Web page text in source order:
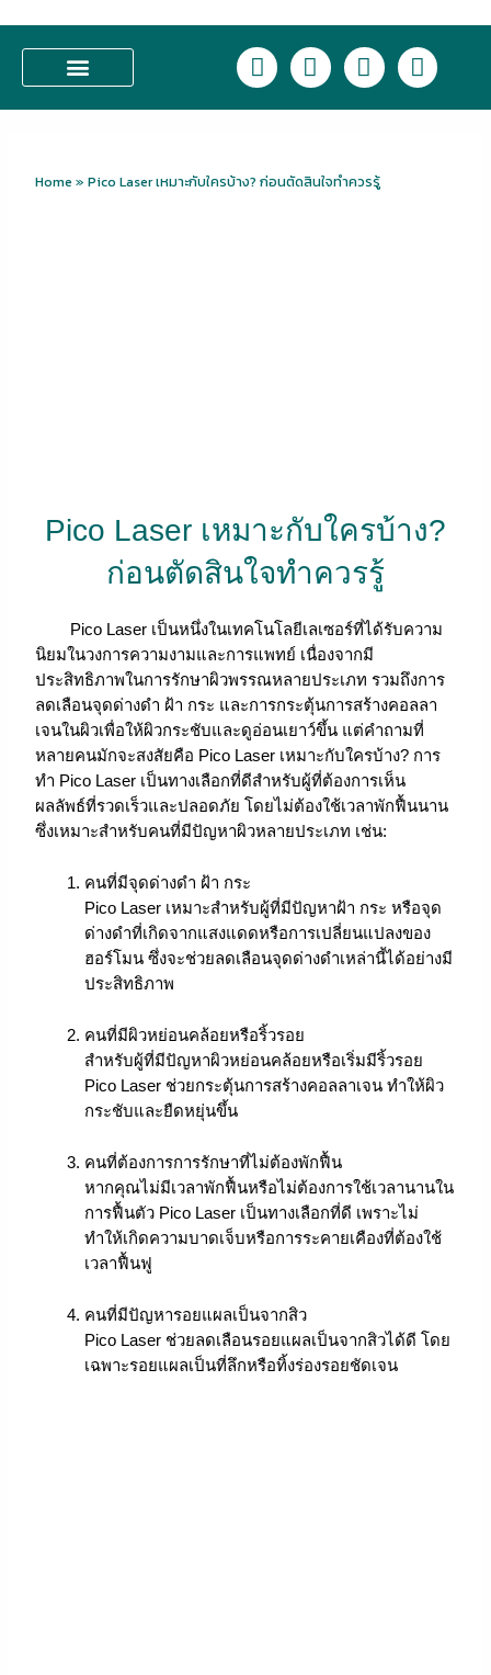
L
i
n
F
a
c
o
I
n
s
g
T
i
k
Home »Pico Laser เหมาะกับใครบ้าง? ก่อนตัดสินใจทำควรรู้
Pico Laser เหมาะกับใครบ้าง?
ก่อนตัดสินใจทำควรรู้
Pico Laser เป็นหนึ่งในเทคโนโลยีเลเซอร์ที่ได้รับความ
นิยมในวงการความงามและการแพทย์ เนื่องจากมี
ประสิทธิภาพในการรักษาผิวพรรณหลายประเภท รวมถึงการ
ลดเลือนจุดด่างดำ ฝ้า กระ และการกระตุ้นการสร้างคอลลา
เจนในผิวเพื่อให้ผิวกระชับและดูอ่อนเยาว์ขึ้น แต่คำถามที่
หลายคนมักจะสงสัยคือ Pico Laser เหมาะกับใครบ้าง? การ
ทำ Pico Laser เป็นทางเลือกที่ดีสำหรับผู้ที่ต้องการเห็น
ผลลัพธ์ที่รวดเร็วและปลอดภัย โดยไม่ต้องใช้เวลาพักฟื้นนาน
ซึ่งเหมาะสำหรับคนที่มีปัญหาผิวหลายประเภท เช่น:
คนที่มีจุดด่างดำ ฝ้า กระ
Pico Laser เหมาะสำหรับผู้ที่มีปัญหาฝ้า กระ หรือจุด
ด่างดำที่เกิดจากแสงแดดหรือการเปลี่ยนแปลงของ
ฮอร์โมน ซึ่งจะช่วยลดเลือนจุดด่างดำเหล่านี้ได้อย่างมี
ประสิทธิภาพ
คนที่มีผิวหย่อนคล้อยหรือริ้วรอย
สำหรับผู้ที่มีปัญหาผิวหย่อนคล้อยหรือเริ่มมีริ้วรอย
Pico Laser ช่วยกระตุ้นการสร้างคอลลาเจน ทำให้ผิว
กระชับและยืดหยุ่นขึ้น
คนที่ต้องการการรักษาที่ไม่ต้องพักฟื้น
หากคุณไม่มีเวลาพักฟื้นหรือไม่ต้องการใช้เวลานานใน
การฟื้นตัว Pico Laser เป็นทางเลือกที่ดี เพราะไม่
ทำให้เกิดความบาดเจ็บหรือการระคายเคืองที่ต้องใช้
เวลาฟื้นฟู
คนที่มีปัญหารอยแผลเป็นจากสิว
Pico Laser ช่วยลดเลือนรอยแผลเป็นจากสิวได้ดี โดย
เฉพาะรอยแผลเป็นที่ลึกหรือทิ้งร่องรอยชัดเจน